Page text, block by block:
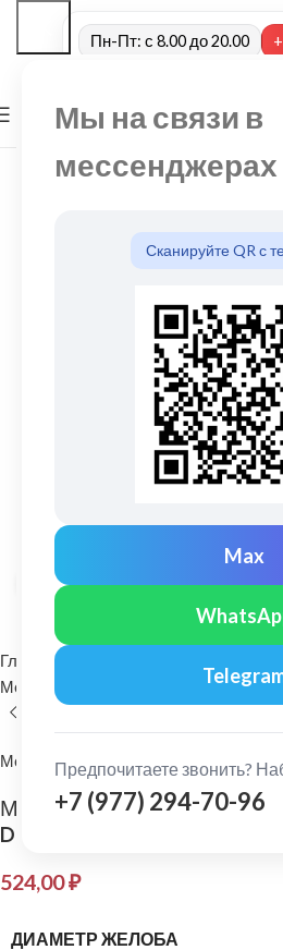
Мы на связи в
мессенджерах
Сканируйте QR с
Max
Предпочитаете звонить?
+7 (977) 294-70-96
Пн-Пт: с 8.00 до 20.00
МЕНЮ
Нажмите, чтобы увеличить
Главная
Металлические водосточные
МеталлПрофиль
МеталлПрофиль: Труба
D=150мм L=1м Ре Ral 3011
524,00₽
ДИАМЕТР ЖЕЛОБА